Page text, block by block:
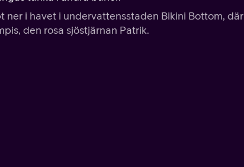
i havet i undervattensstaden Bikini Bottom, där
den rosa sjöstjärnan Patrik.